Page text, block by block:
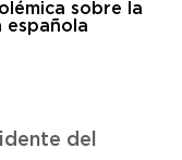
del